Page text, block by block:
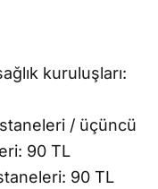
kuruluşları:
/ üçüncü
90 TL
90 TL